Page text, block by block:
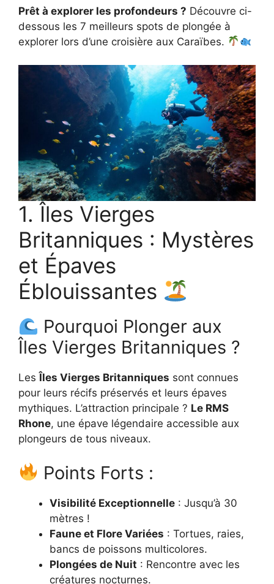
Prêt à explorer les profondeurs ? Découvre ci-
dessous les 7 meilleurs spots de plongée à
explorer lors d’une croisière aux Caraïbes.
1. Îles Vierges
Britanniques : Mystères
et Épaves
Éblouissantes
Pourquoi Plonger aux
Îles Vierges Britanniques ?
Les Îles Vierges Britanniques sont connues
pour leurs récifs préservés et leurs épaves
mythiques. L’attraction principale ? Le RMS
Rhone, une épave légendaire accessible aux
plongeurs de tous niveaux.
Points Forts :
Visibilité Exceptionnelle : Jusqu’à 30
mètres !
Faune et Flore Variées : Tortues, raies,
bancs de poissons multicolores.
Plongées de Nuit : Rencontre avec les
créatures nocturnes.